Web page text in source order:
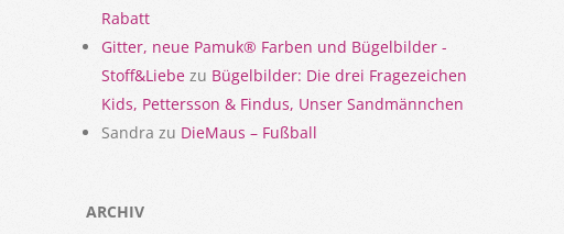
Rabatt
Gitter, neue Pamuk® Farben und Bügelbilder -
Stoff&Liebe zu Bügelbilder: Die drei Fragezeichen
Kids, Pettersson & Findus, Unser Sandmännchen
Sandra zu DieMaus – Fußball
ARCHIV